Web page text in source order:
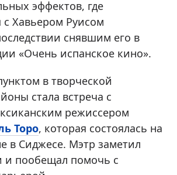
эффектов, где
с Хавьером Руисом
снявшим его в
«Очень испанское кино».
в творческой
стала встреча с
режиссером
Торо, которая состоялась на
в Сиджесе. Мэтр заметил
и пообещал помочь с